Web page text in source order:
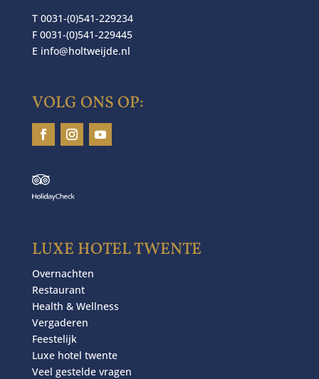
T 0031-(0)541-229234
F 0031-(0)541-229445
E info@holtweijde.nl
VOLG ONS OP:
LUXE HOTEL TWENTE
Overnachten
Restaurant
Health & Wellness
Vergaderen
Feestelijk
Luxe hotel twente
Veel gestelde vragen